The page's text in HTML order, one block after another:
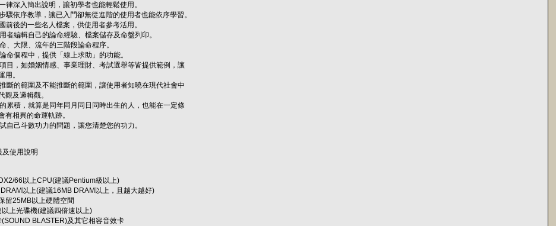
律深入簡出說明，讓初學者也能輕鬆使用。
驟依序教導，讓已入門卻無從進階的使用者也能依序學習。
前後的一些名人檔案，供使用者參考活用。
者編輯自己的論命經驗、檔案儲存及命盤列印。
、大限、流年的三階段論命程序。
命個程中，提供「線上求助」的功能。
目，如婚姻情感、事業理財、考試選舉等皆提供範例，讓
。
斷的範圍及不能推斷的範圍，讓使用者知曉在現代社會中
及邏輯觀。
累積，就算是同年同月同日同時出生的人，也能在一定條
相異的命運軌跡。
自己斗數功力的問題，讓您清楚您的功力。
使用說明
66以上CPU(建議Pentium級以上)
以上(建議16MB DRAM以上，且越大越好)
留25MB以上硬體空間
上光碟機(建議四倍速以上)
BLASTER)及其它相容音效卡